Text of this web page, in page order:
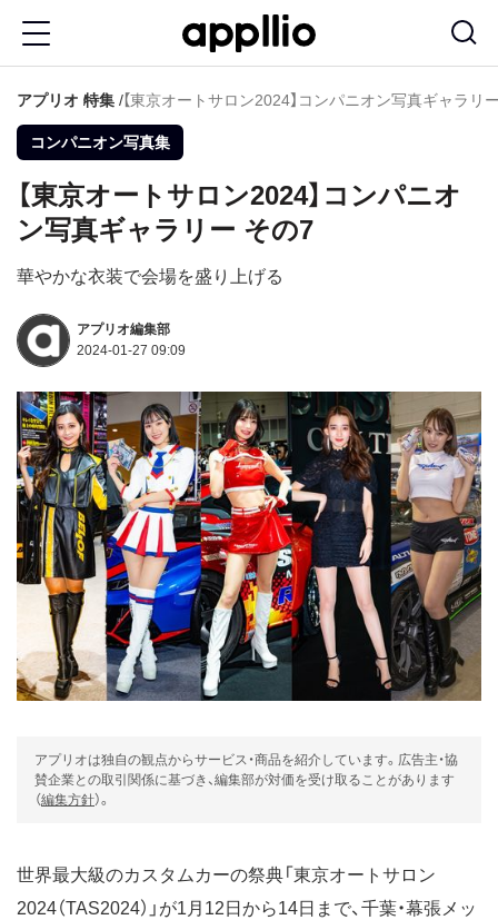
コ
ン
ツ
移
アプリオ 特集 【東京オートサロン2024】コンパニオン写真ギャラリ
コンパニオン写真集
【東京オートサロン2024】コンパニオ
ン写真ギャラリー その7
華やかな衣装で会場を盛り上げる
アプリオ編集部
2024-01-27 09:09
アプリオは独自の観点からサービス・商品を紹介しています。広告主・協
賛企業との取引関係に基づき、編集部が対価を受け取ることがあります
（編集方針）。
世界最大級のカスタムカーの祭典「東京オートサロン
2024（TAS2024）」が1月12日から14日まで、千葉・幕張メッ